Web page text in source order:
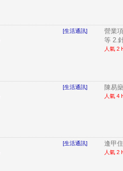
[生活通訊]
營業
等 2.
人氣 2
[生活通訊] 陳易
人氣 4
[生活通訊] 逢甲
人氣 2